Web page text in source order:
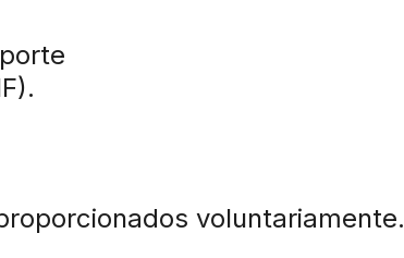
voluntariamente.